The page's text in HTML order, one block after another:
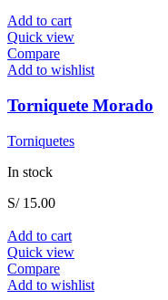
Add to cart
Quick view
Compare
Add to wishlist
Torniquete Morado
Torniquetes
In stock
S/15.00
Add to cart
Quick view
Compare
Add to wishlist